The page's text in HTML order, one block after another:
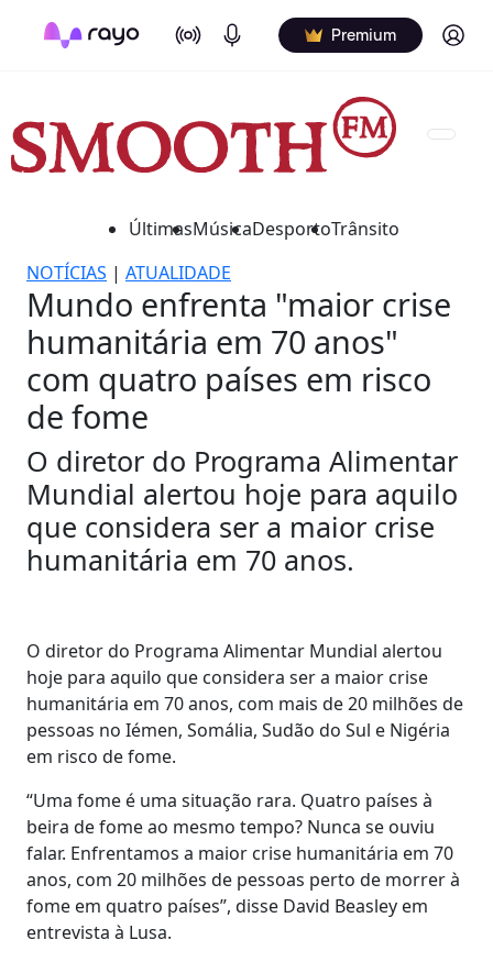
On Air Podcasts Premium Log in
ÚltimasMúsicaDesportoTrânsito
NOTÍCIAS | ATUALIDADE
Mundo enfrenta "maior crise
humanitária em 70 anos"
com quatro países em risco
de fome
O diretor do Programa Alimentar
Mundial alertou hoje para aquilo
que considera ser a maior crise
humanitária em 70 anos.
O diretor do Programa Alimentar Mundial alertou
hoje para aquilo que considera ser a maior crise
humanitária em 70 anos, com mais de 20 milhões de
pessoas no Iémen, Somália, Sudão do Sul e Nigéria
em risco de fome.
“Uma fome é uma situação rara. Quatro países à
beira de fome ao mesmo tempo? Nunca se ouviu
falar. Enfrentamos a maior crise humanitária em 70
anos, com 20 milhões de pessoas perto de morrer à
fome em quatro países”, disse David Beasley em
entrevista à Lusa.